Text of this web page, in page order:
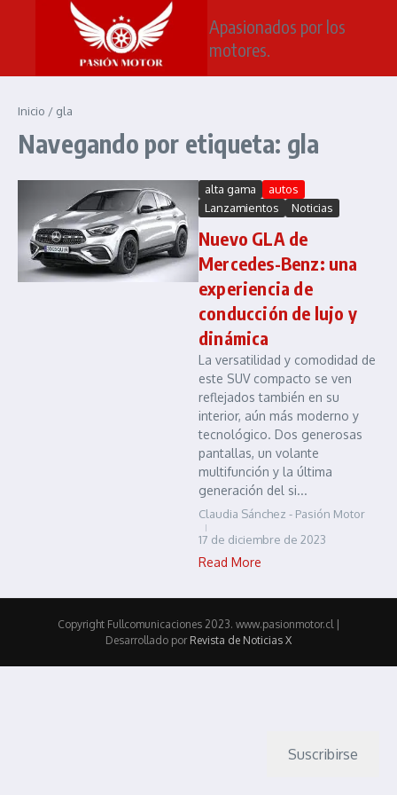
Saltar al contenido
Apasionados por los
motores.
Inicio / gla
Navegando por etiqueta: gla
alta gama
autos
Lanzamientos
Noticias
Nuevo GLA de
Mercedes-Benz: una
experiencia de
conducción de lujo y
dinámica
La versatilidad y comodidad de
este SUV compacto se ven
reflejados también en su
interior, aún más moderno y
tecnológico. Dos generosas
pantallas, un volante
multifunción y la última
generación del si...
Claudia Sánchez - Pasión Motor
17 de diciembre de 2023
Read More
Copyright Fullcomunicaciones 2023. www.pasionmotor.cl |
Desarrollado por Revista de Noticias X
Suscribirse